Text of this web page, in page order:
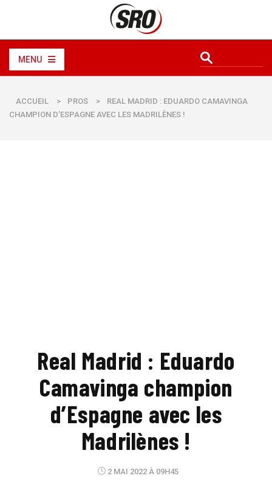
MENU
ACCUEIL > PROS >
REAL MADRID : EDUARDO CAMAVINGA
CHAMPION D’ESPAGNE AVEC LES MADRILÈNES !
Real Madrid : Eduardo
Camavinga champion
d’Espagne avec les
Madrilènes !
2 MAI 2022 À 09H45